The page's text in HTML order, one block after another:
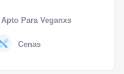
Apto Para Veganxs
Cenas